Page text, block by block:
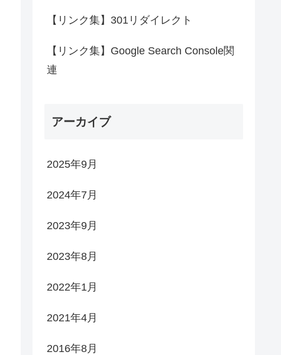
【リンク集】301リダイレクト
【リンク集】Google Search Console関
連
アーカイブ
2025年9月
2024年7月
2023年9月
2023年8月
2022年1月
2021年4月
2016年8月